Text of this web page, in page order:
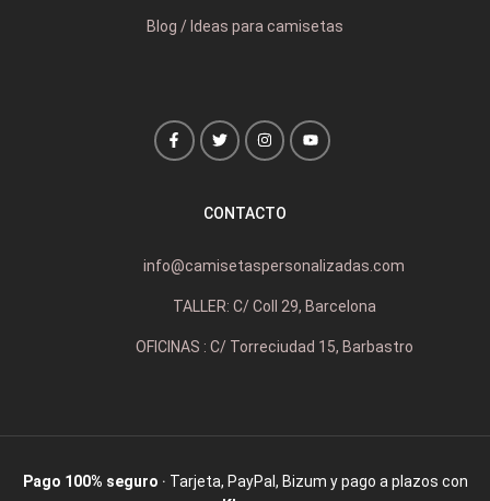
Blog / Ideas para camisetas
CONTACTO
info@camisetaspersonalizadas.com
TALLER: C/ Coll 29, Barcelona
OFICINAS : C/ Torreciudad 15, Barbastro
Pago 100% seguro · Tarjeta, PayPal, Bizum y pago a plazos con